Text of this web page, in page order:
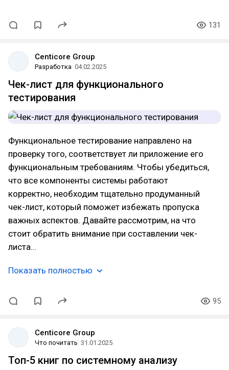
131
Centicore Group
Разработка 04.02.2025
Чек-лист для функционального
тестирования
Функциональное тестирование направлено на
проверку того, соответствует ли приложение его
функциональным требованиям. Чтобы убедиться,
что все компоненты системы работают
корректно, необходим тщательно продуманный
чек-лист, который поможет избежать пропуска
важных аспектов. Давайте рассмотрим, на что
стоит обратить внимание при составлении чек-
листа…
Показать полностью
95
Centicore Group
Что почитать 31.01.2025
Топ-5 книг по системному анализу